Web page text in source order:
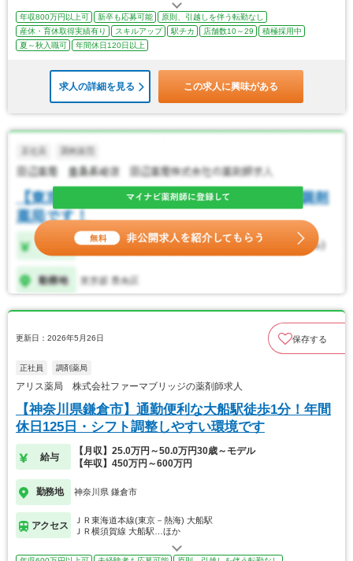
年収800万円以上可 新卒も応募可能
原則、引越しを伴う転勤なし
産休・育休取得実績有り
スキルアップ 駅チカ 店舗数10～29
積極採用中
夏～秋入職可
年間休日120日以上
求人の詳細を見る この求人に興味がある
更新日：2026年5月26日 保存する
正社員 調剤薬局
アリス薬局 株式会社ファーマブリッジの薬剤師求人
【神奈川県鎌倉市】通勤便利な大船駅徒歩1分！年間
休日125日・シフト調整しやすい環境です
給与
【月収】25.0万円～50.0万円30歳～モデル
【年収】450万円～600万円
勤務地 神奈川県 鎌倉市
アクセス
ＪＲ東海道本線(東京－熱海) 大船駅
ＪＲ横須賀線 大船駅…ほか